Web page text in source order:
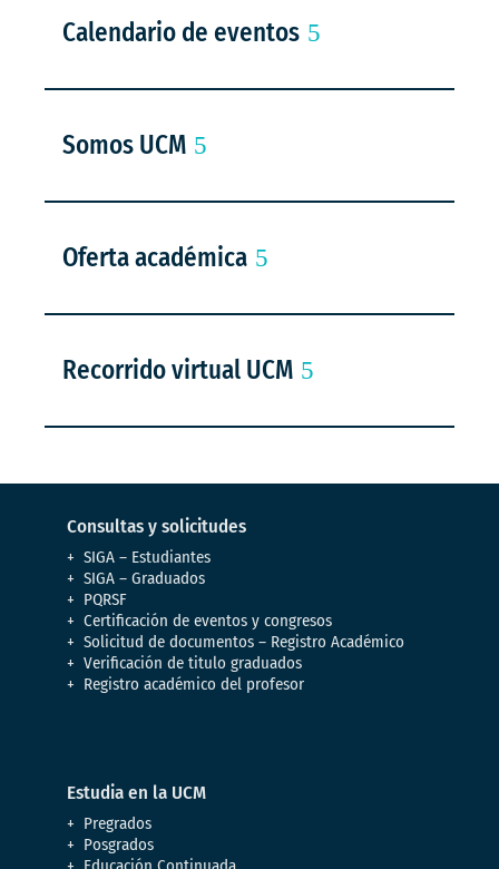
Calendario de eventos
Somos UCM
Oferta académica
Recorrido virtual UCM
Consultas y solicitudes
SIGA – Estudiantes
SIGA – Graduados
PQRSF
Certificación de eventos y congresos
Solicitud de documentos – Registro Académico
Verificación de titulo graduados
Registro académico del profesor
Estudia en la UCM
Pregrados
Posgrados